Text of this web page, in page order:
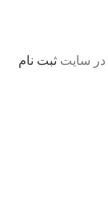
در سایت ثبت نام